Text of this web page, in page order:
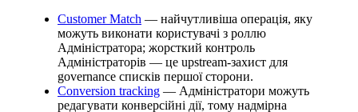
Customer Match — найчутливіша операція, яку
можуть виконати користувачі з роллю
Адміністратора; жорсткий контроль
Адміністраторів — це upstream-захист для
governance списків першої сторони.
Conversion tracking — Адміністратори можуть
редагувати конверсійні дії, тому надмірна